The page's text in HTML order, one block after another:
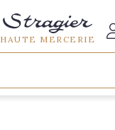
HAUTE MERCERIE